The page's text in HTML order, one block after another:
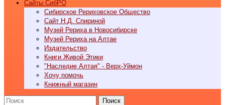
Cайты СибРО
Сибирское Рериховское Общество
Сайт Н.Д. Спириной
Музей Рериха в Новосибирске
Музей Рериха на Алтае
Издательство
Книги Живой Этики
"Наследие Алтая" - Верх-Уймон
Хочу помочь
Книжный магазин
Поиск